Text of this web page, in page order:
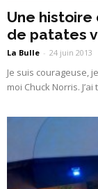
Une histoire
de patates
La Bulle - 24 juin 2013
Je suis courageuse,
moi Chuck Norris.